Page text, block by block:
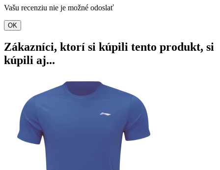
Vašu recenziu nie je možné odoslať
OK
Zákazníci, ktorí si kúpili tento produkt, si
kúpili aj...